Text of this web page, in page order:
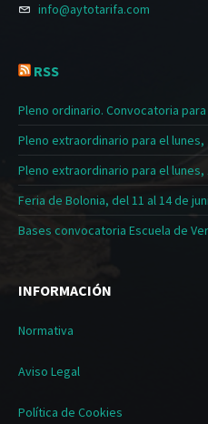
info@aytotarifa.com
RSS
Pleno ordinario. Convocatoria
Pleno extraordinario para el lunes,
Pleno extraordinario para el lunes,
Feria de Bolonia, del 11 al 14 de
Bases convocatoria Escuela de
INFORMACIÓN
Normativa
Aviso Legal
Política de Cookies